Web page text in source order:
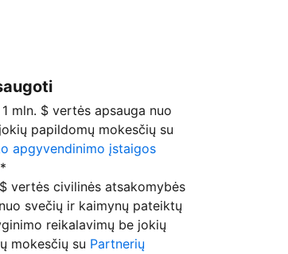
mln. $ vertės apsauga nuo
papildomų mokesčių su
apgyvendinimo įstaigos
*
vertės civilinės atsakomybės
svečių ir kaimynų pateiktų
reikalavimų be jokių
mokesčių su Partnerių